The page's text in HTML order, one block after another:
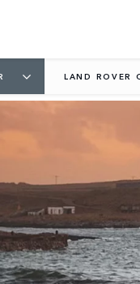
LAND ROVER